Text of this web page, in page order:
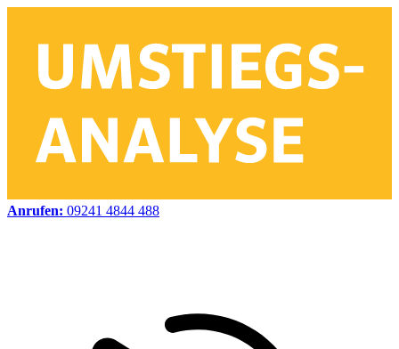
Anrufen: 09241 4844 488